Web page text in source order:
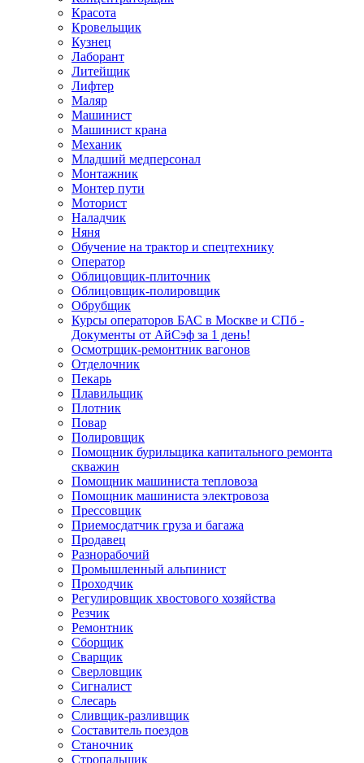
Красота
Кровельщик
Кузнец
Лаборант
Литейщик
Лифтер
Маляр
Машинист
Машинист крана
Механик
Младший медперсонал
Монтажник
Монтер пути
Моторист
Наладчик
Няня
Обучение на трактор и спецтехнику
Оператор
Облицовщик-плиточник
Облицовщик-полировщик
Обрубщик
Курсы операторов БАС в Москве и СПб -
Документы от АйСэф за 1 день!
Осмотрщик-ремонтник вагонов
Отделочник
Пекарь
Плавильщик
Плотник
Повар
Полировщик
Помощник бурильщика капитального ремонта
скважин
Помощник машиниста тепловоза
Помощник машиниста электровоза
Прессовщик
Приемосдатчик груза и багажа
Продавец
Разнорабочий
Промышленный альпинист
Проходчик
Регулировщик хвостового хозяйства
Резчик
Ремонтник
Сборщик
Сварщик
Сверловщик
Сигналист
Слесарь
Сливщик-разливщик
Составитель поездов
Станочник
Стропальщик